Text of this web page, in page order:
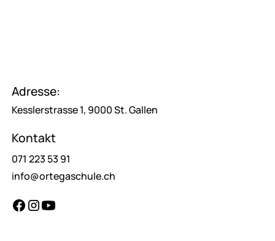
Adresse:
Kesslerstrasse 1, 9000 St. Gallen
Kontakt
071 223 53 91
info@ortegaschule.ch